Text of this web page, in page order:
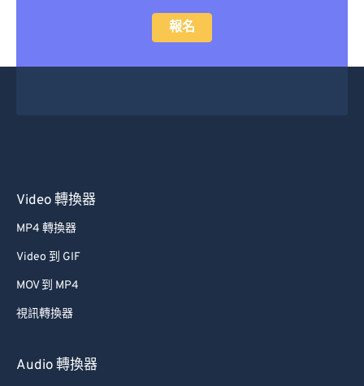
報名
Video 轉換器
MP4 轉換器
Video 到 GIF
MOV 到 MP4
視訊轉換器
Audio 轉換器